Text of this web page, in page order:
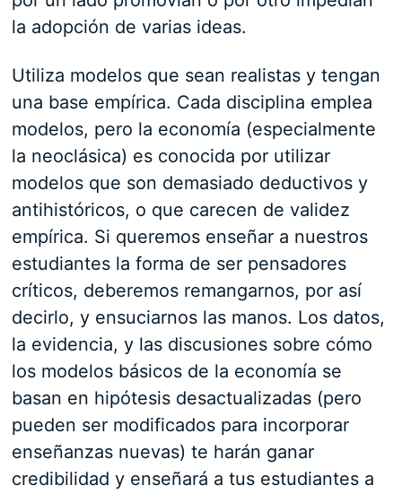
la adopción de varias ideas.
Utiliza modelos que sean realistas y tengan
una base empírica. Cada disciplina emplea
modelos, pero la economía (especialmente
la neoclásica) es conocida por utilizar
modelos que son demasiado deductivos y
antihistóricos, o que carecen de validez
empírica. Si queremos enseñar a nuestros
estudiantes la forma de ser pensadores
críticos, deberemos remangarnos, por así
decirlo, y ensuciarnos las manos. Los datos,
la evidencia, y las discusiones sobre cómo
los modelos básicos de la economía se
basan en hipótesis desactualizadas (pero
pueden ser modificados para incorporar
enseñanzas nuevas) te harán ganar
credibilidad y enseñará a tus estudiantes a